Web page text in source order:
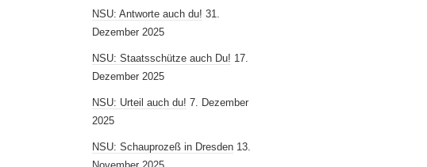
NSU: Antworte auch du! 31.
Dezember 2025
NSU: Staatsschütze auch Du! 17.
Dezember 2025
NSU: Urteil auch du! 7. Dezember
2025
NSU: Schauprozeß in Dresden 13.